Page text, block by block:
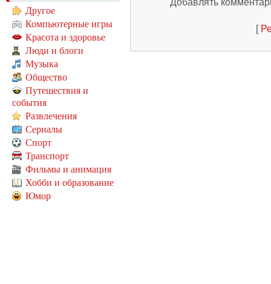
Другое
Компьютерные игры
Красота и здоровье
Люди и блоги
Музыка
Общество
Путешествия и
события
Развлечения
Сериалы
Спорт
Транспорт
Фильмы и анимация
Хобби и образование
Юмор
Добавлять
[